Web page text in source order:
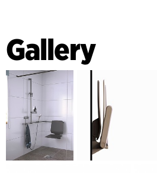
Bei der Entwicklung wurde großer
Sicherheit gelegt; auch praktische
Montage, Handhabung und
Ebenso wichtig war der Beitrag des
gesamten Raumerlebnis. Dies zeigt
die hochgradig optimierten
und die automatische Bodenstütze
untergeordnet sind, so dass das
hochgeklapptem Sitz integriert
Gallery